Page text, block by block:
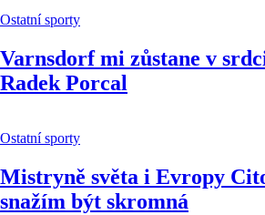
Ostatní sporty
Varnsdorf mi zůstane v
Radek Porcal
Ostatní sporty
Mistryně světa i Evropy
snažím být skromná